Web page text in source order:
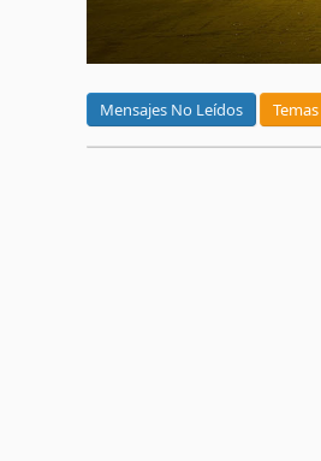
Mensajes No Leídos